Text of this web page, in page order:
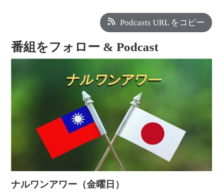
Podcasts URL をコピー
番組をフォロー & Podcast
ナルワンアワー（金曜日）